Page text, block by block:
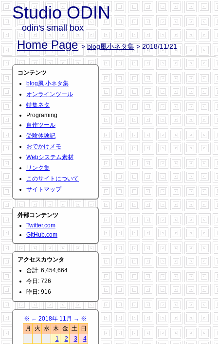
Studio ODIN
odin's small box
Home Page >blog風小ネタ集> 2018/11/21
コンテンツ
blog風 小ネタ集
オンラインツール
特集ネタ
Programing
自作ツール
受験体験記
おでかけメモ
Webシステム素材
リンク集
このサイトについて
サイトマップ
外部コンテンツ
Twitter.com
GitHub.com
アクセスカウンタ
合計: 6,454,664
今日: 726
昨日: 916
※ ← 2018年 11月 → ※
月
火 水 木 金 土
日
1
2 3
4